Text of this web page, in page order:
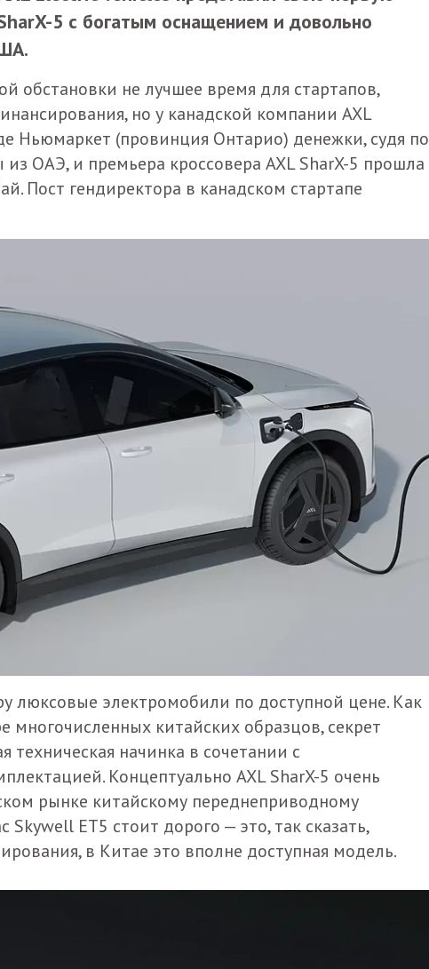
5 с богатым оснащением и довольно
обстановки не лучшее время для стартапов,
но у канадской компании AXL
Ньюмаркет (провинция Онтарио) денежки, судя по
из ОАЭ, и премьера кроссовера AXL SharX-5 прошла
Пост гендиректора в канадском стартапе
люксовые электромобили по доступной цене. Как
китайских образцов, секрет
техническая начинка в сочетании с
Концептуально AXL SharX-5 очень
рынке китайскому переднеприводному
Skywell ET5 стоит дорого — это, так сказать,
в Китае это вполне доступная модель.